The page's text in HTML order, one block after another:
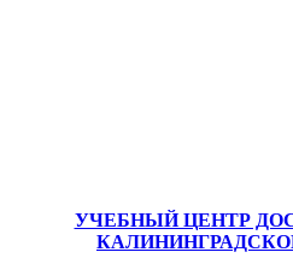
УЧЕБНЫЙ ЦЕНТР